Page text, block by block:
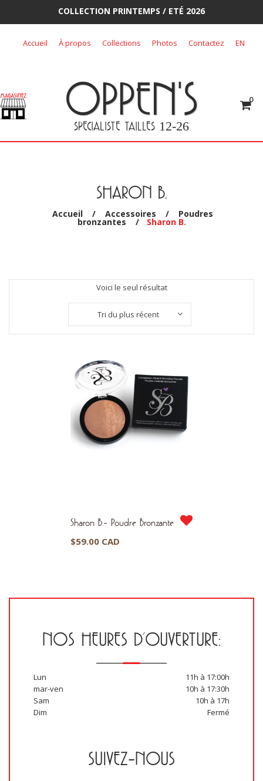
COLLECTION PRINTEMPS / ETÉ 2026
Accueil À propos Collections Photos Contactez EN
OPPEN'S
SPECIALISTE TAILLES 12-26
0
SHARON B.
Accueil / Accessoires / Poudres
bronzantes / Sharon B.
Voici le seul résultat
Tri du plus récent
Sharon B.- Poudre Bronzante
$59.00 CAD
NOS HEURES D’OUVERTURE:
Lun
11h à 17:00h
mar-ven
10h à 17:30h
Sam
10h à 17h
Dim
Fermé
SUIVEZ-NOUS